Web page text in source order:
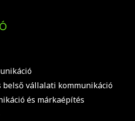
belső vállalati kommunikáció
és márkaépítés